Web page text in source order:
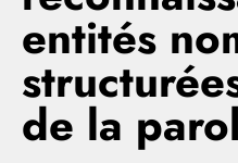
entités
de la